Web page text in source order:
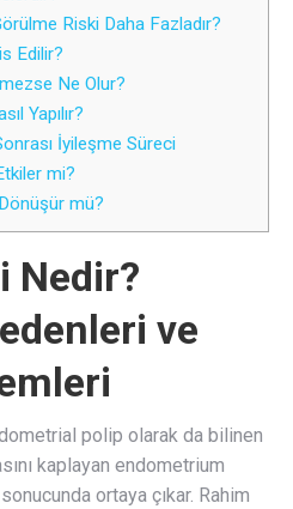
Riski Daha Fazladır?
Edilir?
Ne Olur?
Yapılır?
İyileşme Süreci
mi?
mü?
Nedir?
ve
polip olarak da bilinen
kaplayan endometrium
ortaya çıkar. Rahim